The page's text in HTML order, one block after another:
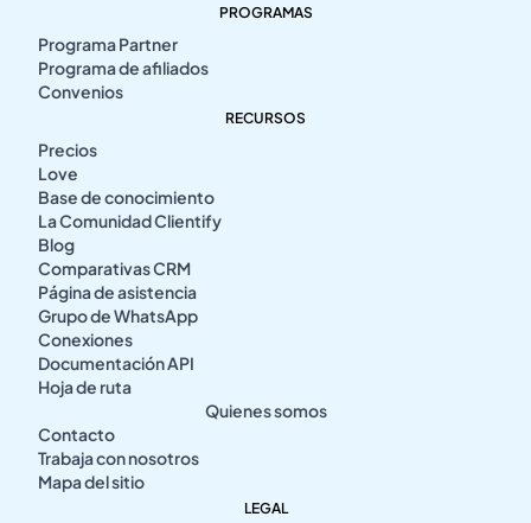
PROGRAMAS
Programa Partner
Programa de afiliados
Convenios
RECURSOS
Precios
Love
Base de conocimiento
La Comunidad Clientify
Blog
Comparativas CRM
Página de asistencia
Grupo de WhatsApp
Conexiones
Documentación API
Hoja de ruta
Quienes somos
Contacto
Trabaja con nosotros
Mapa del sitio
LEGAL